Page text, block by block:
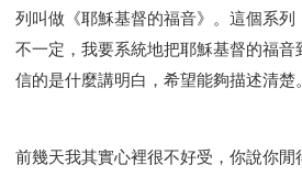
列叫做《耶穌基督的福音》。這個系
不一定，我要系統地把耶穌基督的福
信的是什麼講明白，希望能夠描述清楚。
前幾天我其實心裡很不好受，你說你閒